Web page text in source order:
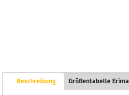
Beschreibung Größentabelle Erima